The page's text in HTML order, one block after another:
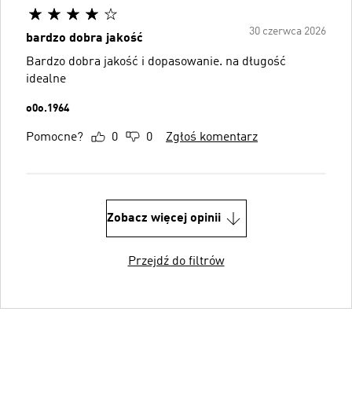
30 czerwca 2026
bardzo dobra jakość
Bardzo dobra jakość i dopasowanie. na długość
idealne
o0o.1964
Pomocne? 0 0 Zgłoś komentarz
Zobacz więcej opinii
Przejdź do filtrów